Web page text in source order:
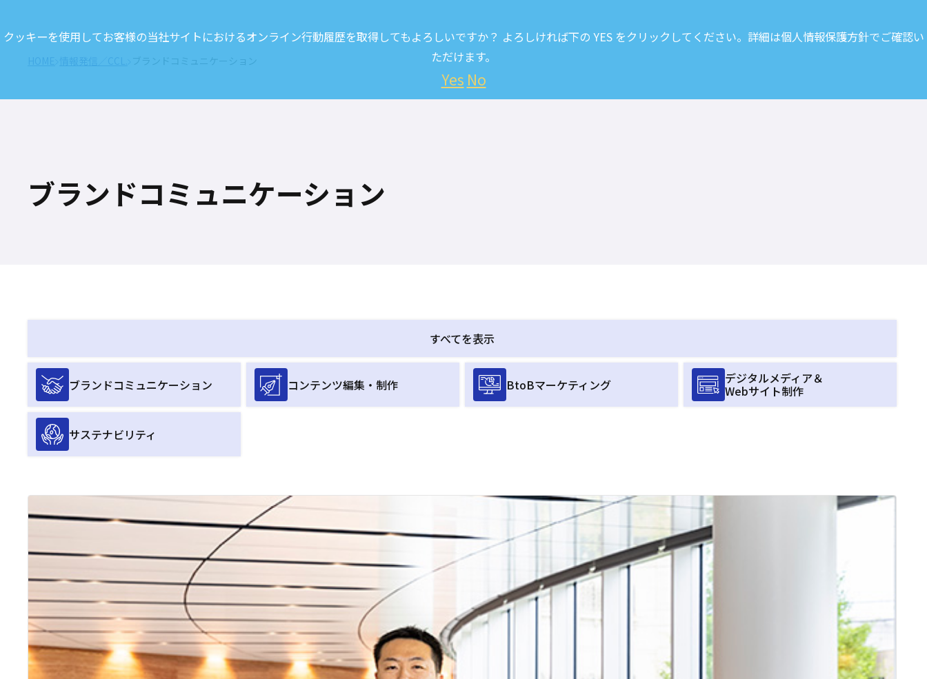
ブランドコミュニケーション
ブランドコミュニケーション
すべてを表示
ブランドコミュニケーション コンテンツ編集・制作 BtoBマーケティング デジタルメディア＆
Webサイト制作
サステナビリティ
クッキーを使用してお客様の当社サイトにおけるオンライン行動履歴を取得してもよろしいですか？ よろしければ下の YES をクリックしてください。詳細は個人情報保護方針でご確認い
ただけます。
Yes No